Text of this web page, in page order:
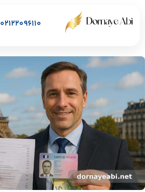
02122096110